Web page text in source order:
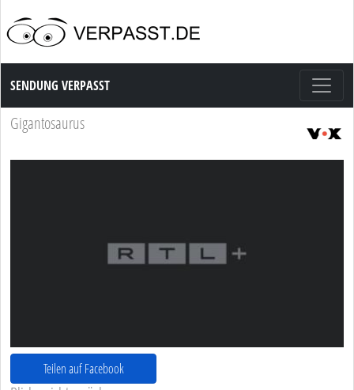
Sendung Verpasst
SENDUNG VERPASST
Gigantosaurus
Teilen auf Facebook